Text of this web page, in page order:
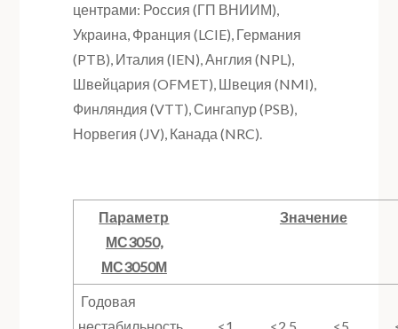
центрами: Россия (ГП ВНИИМ),
Украина, Франция (LCIE), Германия
(PTB), Италия (IEN), Англия (NPL),
Швейцария (OFMET), Швеция (NMI),
Финляндия (VTT), Сингапур (PSB),
Норвегия (JV), Канада (NRC).
Параметр
МС3050,
МС3050М
Значение
Годовая